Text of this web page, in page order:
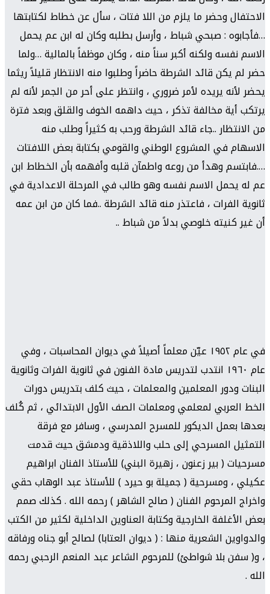
الاحتفال وحضر ما يلزم من اللا فتات ، سأل عن خطاط لكتابتها
…فأجابوه : صبحي شباط ، وأرسل بطلبه وكان له ابن عم يحمل
الاسم نفسه ولكنه أكبر سناً منه ، وكان موظفاً بالمالية …ولما
حضر لم يكن قائد الشرطة حاضراً وطلبوا منه الانتظار قليلاً ريثما
يحضر لأنه يريده لأمر ضروري ، وانتظر على أحر من الجمر لأنه لم
يرتكب أية مخالفة تذكر ، حيث داهمه الخوف والقلق وبعد فترة
من الانتظار ..جاء قائد الشرطة ورحب به كثيراً وطلب منه
الاسهام في المشروع الوطني والقومي بكتابة بعض اللافتات
….فابتسم وهدأ من روعه واطمآن قلبه وأفهمه بأن الخطاط ابن
عم له يحمل الاسم نفسه وهو طالب في المرحلة الاعدادية في
ثانوية الفرات ، فاعتذر منه قائد الشرطة ..فما كان من ابن عمه
أن غير كنيته خلوصي بدلاً من شباط ..
في عام ١٩٥٢ عيّن معلماً أصيلاً في ديوان المحاسبات ، وفي
عام ١٩٦٠ انتدب لتدريس مادة الفنون في ثانوية الفرات وثانوية
البنات ودور المعلمين والمعلمات ، حيث كلف بتدريس دورات
الخط العربي لمعلمي ومعلمات الصف الأول الابتدائي ، ثم كُلف
بعدها بعمل الديكور للمسرح المدرسي ، وسافر مع فرقة
التمثيل المسرحي إلى حلب واللاذقية ودمشق حيث قدمت
مسرحيات ( بير زعنون ، زهيرة البني) للأستاذ الفنان ابراهيم
عكيلي ، ومسرحية ( جميلة بو حيرد ) للأستاذ عبد الوهاب حقي
واخراج المرحوم الفنان ( صالح الشاهر ) رحمه الله . كذلك صمم
بعض الأغلفة الخارجية وكتابة العناوين الداخلية لكثير من الكتب
والدواوين الشعرية منها : ( ديوان العتابا) لصالح أبو جناه ورفاقه
، و( سفن بلا شواطئ) للمرحوم الشاعر عبد المنعم الرحبي رحمه
الله .